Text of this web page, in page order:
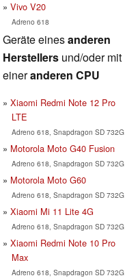
Vivo V20
Adreno 618
Geräte einesanderen
Herstellers und/oder mit
eineranderen CPU
Xiaomi Redmi Note 12 Pro
LTE
Adreno 618, Snapdragon SD 732G
Motorola Moto G40 Fusion
Adreno 618, Snapdragon SD 732G
Motorola Moto G60
Adreno 618, Snapdragon SD 732G
Xiaomi Mi 11 Lite 4G
Adreno 618, Snapdragon SD 732G
Xiaomi Redmi Note 10 Pro
Max
Adreno 618, Snapdragon SD 732G